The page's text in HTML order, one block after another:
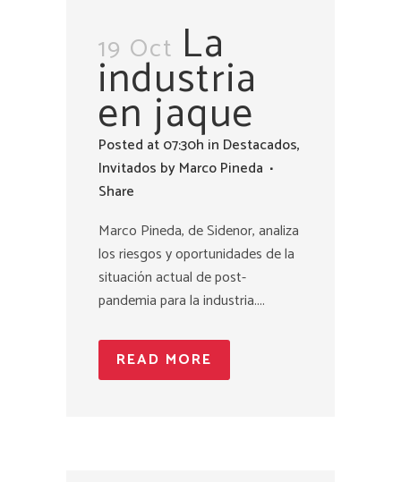
19 Oct La
industria
en jaque
Posted at 07:30h in Destacados,
Invitados byMarco Pineda
Share
Marco Pineda, de Sidenor, analiza
los riesgos y oportunidades de la
situación actual de post-
pandemia para la industria....
READ MORE